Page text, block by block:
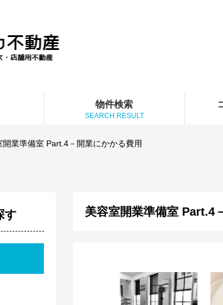
物件検索
SEARCH RESULT
開業準備室 Part.4－開業にかかる費用
す 美容室開業準備室 Part.4